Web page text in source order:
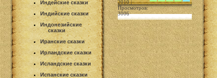
Индейские сказки
Индийские сказки
Индонезийские
сказки
Иранские сказки
Ирландские сказки
Исландские сказки
Испанские сказки
2010 |
Просмотров:
3006